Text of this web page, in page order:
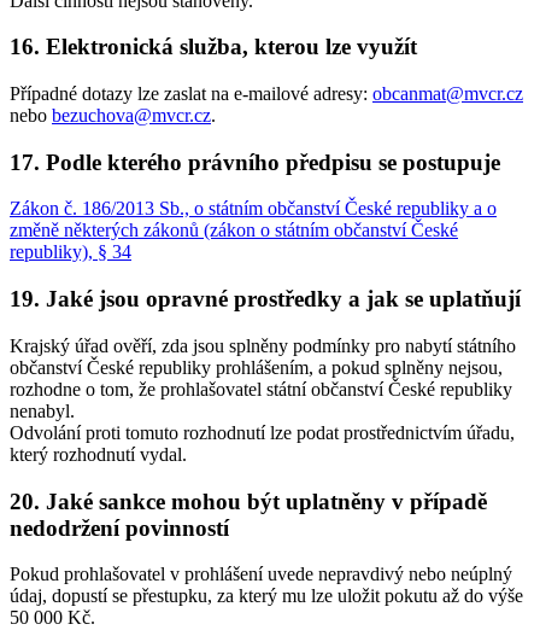
16. Elektronická služba, kterou lze využít
Případné dotazy lze zaslat na e-mailové adresy: obcanmat@mvcr.cz
nebo bezuchova@mvcr.cz.
17. Podle kterého právního předpisu se postupuje
Zákon č. 186/2013 Sb., o státním občanství České republiky a o
změně některých zákonů (zákon o státním občanství České
republiky), § 34
19. Jaké jsou opravné prostředky a jak se uplatňují
Krajský úřad ověří, zda jsou splněny podmínky pro nabytí státního
občanství České republiky prohlášením, a pokud splněny nejsou,
rozhodne o tom, že prohlašovatel státní občanství České republiky
nenabyl.
Odvolání proti tomuto rozhodnutí lze podat prostřednictvím úřadu,
který rozhodnutí vydal.
20. Jaké sankce mohou být uplatněny v případě
nedodržení povinností
Pokud prohlašovatel v prohlášení uvede nepravdivý nebo neúplný
údaj, dopustí se přestupku, za který mu lze uložit pokutu až do výše
50 000 Kč.